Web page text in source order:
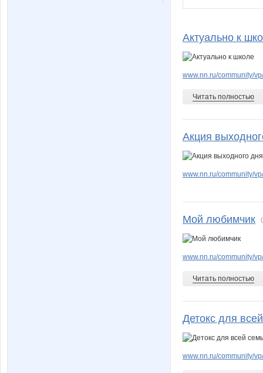
Актуально к
www.nn.ru/community/
Читать полностью
Акция
www.nn.ru/community/
Мой любимчик
www.nn.ru/community/
Читать полностью
Детокс для
www.nn.ru/community/